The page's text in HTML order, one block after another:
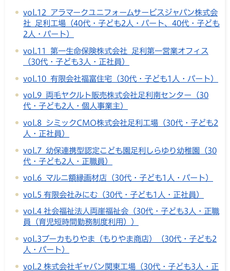
vol.12 アラマークユニフォームサービスジャパン株式会
社 足利工場（40代・子ども2人・パート、40代・子ども
2人・パート）
vol.11 第一生命保険株式会社 足利第一営業オフィス
（30代・子ども3人・正社員）
vol.10 有限会社福富住宅（30代・子ども1人・パート）
vol.9 両毛ヤクルト販売株式会社足利南センター（30
代・子ども2人・個人事業主）
vol.8 シミックCMO株式会社足利工場（30代・子ども2
人・正社員）
vol.7 幼保連携型認定こども園足利しらゆり幼稚園（30
代・子ども2人・正職員）
vol.6 マルニ額縁画材店（30代・子ども1人・パート）
vol.5 有限会社みにむ（30代・子ども1人・正社員）
vol.4 社会福祉法人両崖福祉会（30代・子ども3人・正職
員（育児短時間勤務制度利用））
vol.3ブーカもりやま（もりやま商店）（30代・子ども2
人・パート）
vol.2 株式会社ギャバン関東工場（30代・子ども3人・正